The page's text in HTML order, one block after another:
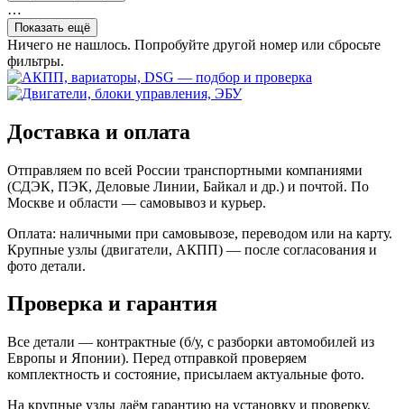
…
Показать ещё
Ничего не нашлось. Попробуйте другой номер или сбросьте
фильтры.
Доставка и оплата
Отправляем по всей России транспортными компаниями
(СДЭК, ПЭК, Деловые Линии, Байкал и др.) и почтой. По
Москве и области — самовывоз и курьер.
Оплата: наличными при самовывозе, переводом или на карту.
Крупные узлы (двигатели, АКПП) — после согласования и
фото детали.
Проверка и гарантия
Все детали — контрактные (б/у, с разборки автомобилей из
Европы и Японии). Перед отправкой проверяем
комплектность и состояние, присылаем актуальные фото.
На крупные узлы даём гарантию на установку и проверку.